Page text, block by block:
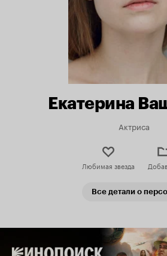
Екатерина
Актриса
Любимая звезда
Все детали о